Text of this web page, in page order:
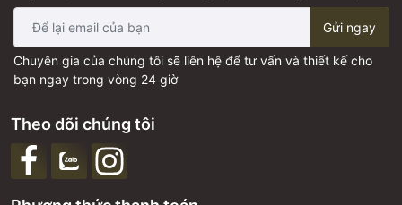
Gửi ngay
Chuyên gia của chúng tôi sẽ liên hệ để tư vấn và thiết kế cho
bạn ngay trong vòng 24 giờ
Theo dõi chúng tôi